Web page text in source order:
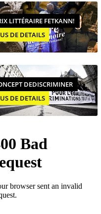
LITTÉRAIRE FETKANN!
DE DETAILS
DEDISCRIMINER
DE DETAILS